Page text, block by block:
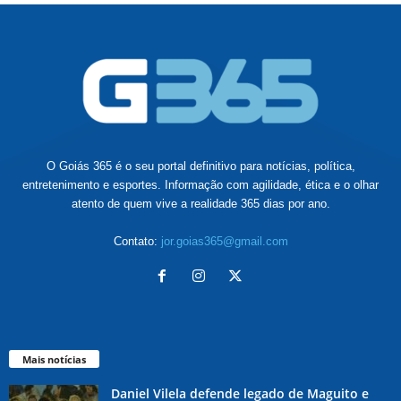
O Goiás 365 é o seu portal definitivo para notícias, política,
entretenimento e esportes. Informação com agilidade, ética e o olhar
atento de quem vive a realidade 365 dias por ano.
Contato: jor.goias365@gmail.com
Mais notícias
Daniel Vilela defende legado de Maguito e